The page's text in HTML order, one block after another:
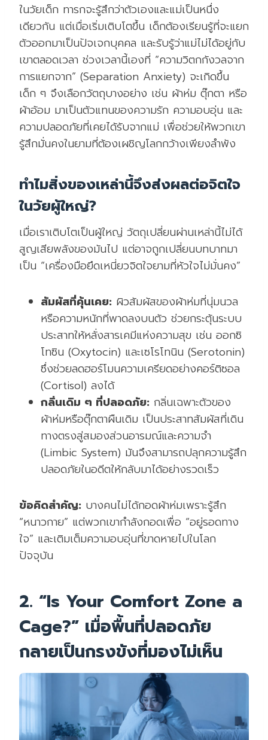
ในวัยเด็ก ทารกจะรู้สึกว่าตัวเองและแม่เป็นหนึ่ง
เดียวกัน แต่เมื่อเริ่มเติบโตขึ้น เด็กต้องเรียนรู้ที่จะแยก
ตัวออกมาเป็นปัจเจกบุคคล และรับรู้ว่าแม่ไม่ได้อยู่กับ
เขาตลอดเวลา ช่วงเวลานี้เองที่ “ความวิตกกังวลจาก
การแยกจาก” (Separation Anxiety) จะเกิดขึ้น
เด็ก ๆ จึงเลือกวัตถุบางอย่าง เช่น ผ้าห่ม ตุ๊กตา หรือ
ผ้าอ้อม มาเป็นตัวแทนของความรัก ความอบอุ่น และ
ความปลอดภัยที่เคยได้รับจากแม่ เพื่อช่วยให้พวกเขา
รู้สึกมั่นคงในยามที่ต้องเผชิญโลกกว้างเพียงลำพัง
ทำไมสิ่งของเหล่านี้จึงส่งผลต่อจิตใจ
ในวัยผู้ใหญ่?
เมื่อเราเติบโตเป็นผู้ใหญ่ วัตถุเปลี่ยนผ่านเหล่านี้ไม่ได้
สูญเสียพลังของมันไป แต่อาจถูกเปลี่ยนบทบาทมา
เป็น “เครื่องมือยึดเหนี่ยวจิตใจยามที่หัวใจไม่มั่นคง”
สัมผัสที่คุ้นเคย: ผิวสัมผัสของผ้าห่มที่นุ่มนวล
หรือความหนักที่พาดลงบนตัว ช่วยกระตุ้นระบบ
ประสาทให้หลั่งสารเคมีแห่งความสุข เช่น ออกซิ
โทซิน (Oxytocin) และเซโรโทนิน (Serotonin)
ซึ่งช่วยลดฮอร์โมนความเครียดอย่างคอร์ติซอล
(Cortisol) ลงได้
กลิ่นเดิม ๆ ที่ปลอดภัย: กลิ่นเฉพาะตัวของ
ผ้าห่มหรือตุ๊กตาผืนเดิม เป็นประสาทสัมผัสที่เดิน
ทางตรงสู่สมองส่วนอารมณ์และความจำ
(Limbic System) มันจึงสามารถปลุกความรู้สึก
ปลอดภัยในอดีตให้กลับมาได้อย่างรวดเร็ว
ข้อคิดสำคัญ: บางคนไม่ได้กอดผ้าห่มเพราะรู้สึก
“หนาวกาย” แต่พวกเขากำลังกอดเพื่อ “อยู่รอดทาง
ใจ” และเติมเต็มความอบอุ่นที่ขาดหายไปในโลก
ปัจจุบัน
2. “Is Your Comfort Zone a
Cage?” เมื่อพื้นที่ปลอดภัย
กลายเป็นกรงขังที่มองไม่เห็น